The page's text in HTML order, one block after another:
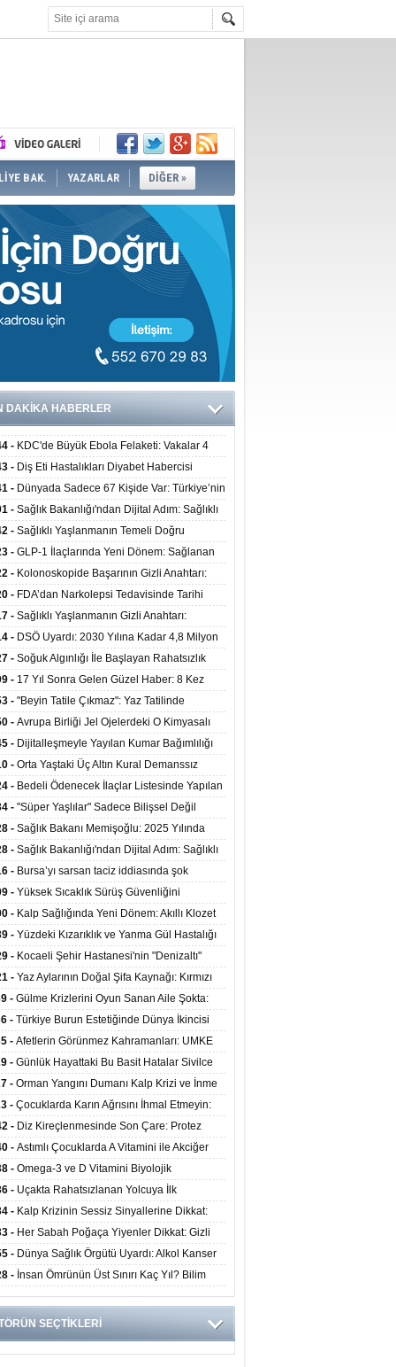
BAK. YAZARLAR DİĞER »
DAKİKA HABERLER
- KDC'de Büyük Ebola Felaketi: Vakalar 4
Virüste Mutasyon Şüphesi!
- Diş Eti Hastalıkları Diyabet Habercisi
Ağız Sağlığı Ve Şeker Arasındaki Çift Yönlü
- Dünyada Sadece 67 Kişide Var: Türkiye’nin
Sendromu Vakası Diyarbakır’da
Edildi
- Sağlık Bakanlığı'ndan Dijital Adım: Sağlıklı
Merkezlerinde Uzaktan Danışmanlık Dönemi
- Sağlıklı Yaşlanmanın Temeli Doğru
Geçiyor: İleri Yaşta Hangi Besin
İhtiyaç Duyuluyor?
- GLP-1 İlaçlarında Yeni Dönem: Sağlanan
Yalnızca Kilo Kaybıyla Sınırlı Değil
- Kolonoskopide Başarının Gizli Anahtarı:
Bağırsak Temizliği Poliplerin Gözden
Neden Oluyor
- FDA’dan Narkolepsi Tedavisinde Tarihi
Oreksin Sistemini Hedefleyen İlk İlaç
Sunuldu
- Sağlıklı Yaşlanmanın Gizli Anahtarı:
Kuvvet Antrenmanı Kas Ve Kemik Sağlığını
- DSÖ Uyardı: 2030 Yılına Kadar 4,8 Milyon
ve Ebe Açığı Oluşabilir
- Soğuk Algınlığı İle Başlayan Rahatsızlık
Yetmezliği Çıktı: 17 Yıl Sonra Nakille
Tutundu
- 17 Yıl Sonra Gelen Güzel Haber: 8 Kez
Hastaya 9'uncu Çağrıda Nakil Yapıldı
- "Beyin Tatile Çıkmaz": Yaz Tatilinde
Yüzde 39'u Unutulabiliyor
- Avrupa Birliği Jel Ojelerdeki O Kimyasalı
Kısırlık ve Alerji Riski Uyarısı
- Dijitalleşmeyle Yayılan Kumar Bağımlılığı
ve Aileyi Yıkıma Uğratıyor
- Orta Yaştaki Üç Altın Kural Demanssız
13 Yıl Uzatabiliyor
- Bedeli Ödenecek İlaçlar Listesinde Yapılan
Hakkında Duyuru 2026/30
- "Süper Yaşlılar" Sadece Bilişsel Değil
Olarak da Daha Sağlıklı Yaşıyor
- Sağlık Bakanı Memişoğlu: 2025 Yılında
Aşkın Kişiye Emzirme Eğitimi Verildi
- Sağlık Bakanlığı'ndan Dijital Adım: Sağlıklı
Merkezlerinde Uzaktan Sağlık Hizmeti
- Bursa’yı sarsan taciz iddiasında şok
- Yüksek Sıcaklık Sürüş Güvenliğini
40 Derecede Güvenli Sürüş Süresi 53
İniyor
- Kalp Sağlığında Yeni Dönem: Akıllı Klozet
30 Saniyede Ritim Bozukluğunu Tespit
- Yüzdeki Kızarıklık ve Yanma Gül Hastalığı
Belirtisi Olabilir
- Kocaeli Şehir Hastanesi'nin "Denizaltı"
Ünitesi Hastalara Umut Oluyor
- Yaz Aylarının Doğal Şifa Kaynağı: Kırmızı
Bağışıklığı ve Kalbi Koruyor
- Gülme Krizlerini Oyun Sanan Aile Şokta:
Çocuk 8 Kez Felç Geçirdi
- Türkiye Burun Estetiğinde Dünya İkincisi
- Afetlerin Görünmez Kahramanları: UMKE
Görev Başında
- Günlük Hayattaki Bu Basit Hatalar Sivilce
Tetikliyor
- Orman Yangını Dumanı Kalp Krizi ve İnme
Artırıyor
- Çocuklarda Karın Ağrısını İhmal Etmeyin:
Habercisi Olabilir
- Diz Kireçlenmesinde Son Çare: Protez
İle Yaşam Kalitesi Artıyor
- Astımlı Çocuklarda A Vitamini ile Akciğer
Arasında Bağlantı Bulundu
- Omega-3 ve D Vitamini Biyolojik
Yavaşlatabilir
- Uçakta Rahatsızlanan Yolcuya İlk
Sağlık Bakanı Memişoğlu'ndan Geldi
- Kalp Krizinin Sessiz Sinyallerine Dikkat:
Göğüs Ağrısıyla Gelmiyor
- Her Sabah Poğaça Yiyenler Dikkat: Gizli
ve Yağ Yükü Kalbi ve Bağırsakları Tehdit
- Dünya Sağlık Örgütü Uyardı: Alkol Kanser
Doğrudan Artırıyor
- İnsan Ömrünün Üst Sınırı Kaç Yıl? Bilim
Yeni Yaşam Süresi Modeli
SEÇTİKLERİ